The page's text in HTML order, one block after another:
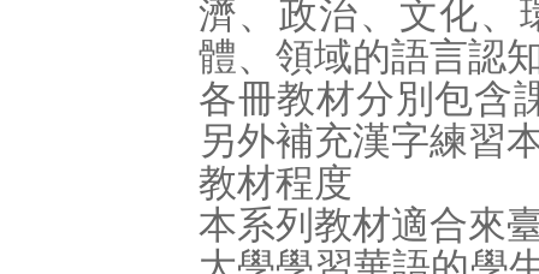
濟、政治、文化、
體、領域的語言認
各冊教材分別包含
另外補充漢字練習
教材程度
本系列教材適合來